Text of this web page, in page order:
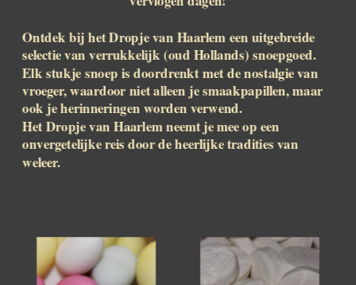
Ontdek bij het Dropje van Haarlem een uitgebreide
selectie van verrukkelijk (oud Hollands) snoepgoed.
Elk stukje snoep is doordrenkt met de nostalgie van
vroeger, waardoor niet alleen je smaakpapillen, maar
ook je herinneringen worden verwend.
Het Dropje van Haarlem neemt je mee op een
onvergetelijke reis door de heerlijke tradities van
weleer.